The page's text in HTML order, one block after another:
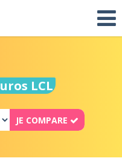
LCL
JE COMPARE